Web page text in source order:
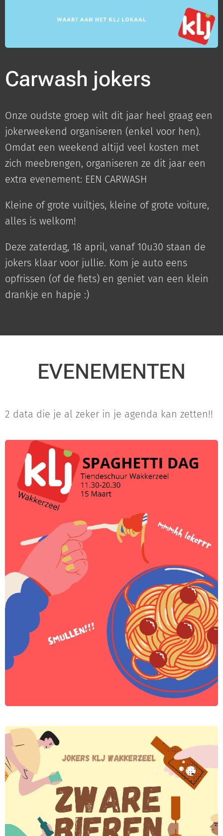
Carwash jokers
Onze oudste groep wilt dit jaar heel graag een
jokerweekend organiseren (enkel voor hen).
Omdat een weekend altijd veel kosten met
zich meebrengen, organiseren ze dit jaar een
extra evenement: EEN CARWASH
Kleine of grote vuiltjes, kleine of grote voiture,
alles is welkom!
Deze zaterdag, 18 april, vanaf 10u30 staan de
jokers klaar voor jullie. Kom je auto eens
opfrissen (of de fiets) en geniet van een klein
drankje en hapje :)
EVENEMENTEN
2 data die je al zeker in je agenda kan zetten!!